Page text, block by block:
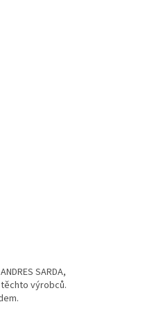
SARDA,
těchto výrobců.